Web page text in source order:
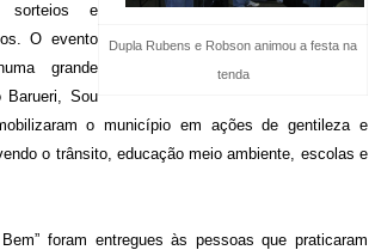
Dupla Rubens e Robson animou a festa na
tenda
sorteios e
O evento
grande
Barueri, Sou
o município em ações de gentileza e
o trânsito, educação meio ambiente, escolas e
foram entregues às pessoas que praticaram